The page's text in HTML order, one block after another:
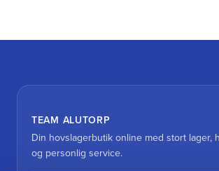
TEAM ALUTORP
Din hovslagerbutik online med stort lager,
og personlig service.